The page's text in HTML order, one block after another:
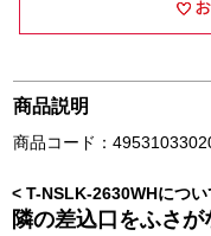
商品説明
商品コード：
< T-NSLK-2630WHについ
隣の差込口をふさ